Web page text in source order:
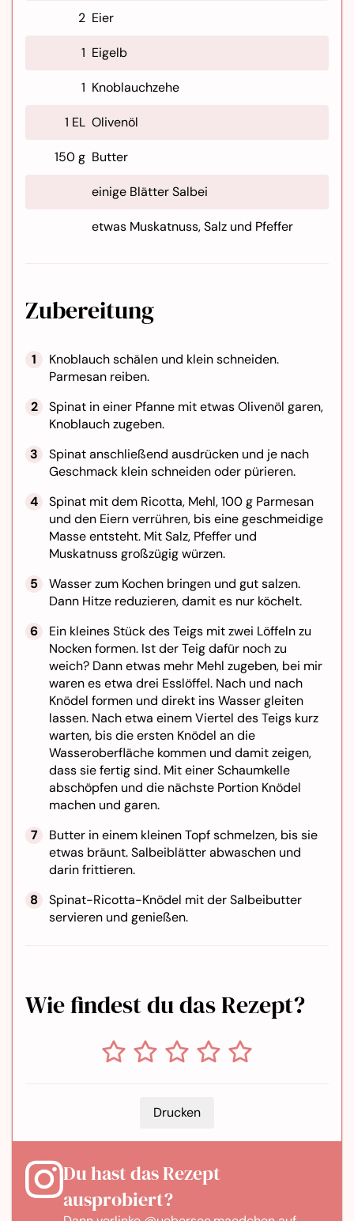
2 Eier
1 Eigelb
1 Knoblauchzehe
1 EL Olivenöl
150 g Butter
einige Blätter Salbei
etwas Muskatnuss, Salz und Pfeffer
Zubereitung
Knoblauch schälen und klein schneiden.
Parmesan reiben.
Spinat in einer Pfanne mit etwas Olivenöl garen,
Knoblauch zugeben.
Spinat anschließend ausdrücken und je nach
Geschmack klein schneiden oder pürieren.
Spinat mit dem Ricotta, Mehl, 100 g Parmesan
und den Eiern verrühren, bis eine geschmeidige
Masse entsteht. Mit Salz, Pfeffer und
Muskatnuss großzügig würzen.
Wasser zum Kochen bringen und gut salzen.
Dann Hitze reduzieren, damit es nur köchelt.
Ein kleines Stück des Teigs mit zwei Löffeln zu
Nocken formen. Ist der Teig dafür noch zu
weich? Dann etwas mehr Mehl zugeben, bei mir
waren es etwa drei Esslöffel. Nach und nach
Knödel formen und direkt ins Wasser gleiten
lassen. Nach etwa einem Viertel des Teigs kurz
warten, bis die ersten Knödel an die
Wasseroberfläche kommen und damit zeigen,
dass sie fertig sind. Mit einer Schaumkelle
abschöpfen und die nächste Portion Knödel
machen und garen.
Butter in einem kleinen Topf schmelzen, bis sie
etwas bräunt. Salbeiblätter abwaschen und
darin frittieren.
Spinat-Ricotta-Knödel mit der Salbeibutter
servieren und genießen.
Wie findest du das Rezept?
Drucken
Du hast das Rezept
ausprobiert?